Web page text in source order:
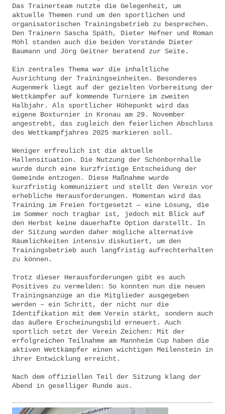
Das Trainerteam nutzte die Gelegenheit, um
aktuelle Themen rund um den sportlichen und
organisatorischen Trainingsbetrieb zu besprechen.
Den Trainern Sascha Späth, Dieter Hefner und Roman
Möhl standen auch die beiden Vorstände Dieter
Baumann und Jörg Geitner beratend zur Seite.
Ein zentrales Thema war die inhaltliche
Ausrichtung der Trainingseinheiten. Besonderes
Augenmerk liegt auf der gezielten Vorbereitung der
Wettkämpfer auf kommende Turniere im zweiten
Halbjahr. Als sportlicher Höhepunkt wird das
eigene Boxturnier in Kronau am 29. November
angestrebt, das zugleich den feierlichen Abschluss
des Wettkampfjahres 2025 markieren soll.
Weniger erfreulich ist die aktuelle
Hallensituation. Die Nutzung der Schönbornhalle
wurde durch eine kurzfristige Entscheidung der
Gemeinde entzogen. Diese Maßnahme wurde
kurzfristig kommuniziert und stellt den Verein vor
erhebliche Herausforderungen. Momentan wird das
Training im Freien fortgesetzt — eine Lösung, die
im Sommer noch tragbar ist, jedoch mit Blick auf
den Herbst keine dauerhafte Option darstellt. In
der Sitzung wurden daher mögliche alternative
Räumlichkeiten intensiv diskutiert, um den
Trainingsbetrieb auch langfristig aufrechterhalten
zu können.
Trotz dieser Herausforderungen gibt es auch
Positives zu vermelden: So konnten nun die neuen
Trainingsanzüge an die Mitglieder ausgegeben
werden – ein Schritt, der nicht nur die
Identifikation mit dem Verein stärkt, sondern auch
das äußere Erscheinungsbild erneuert. Auch
sportlich setzt der Verein Zeichen: Mit der
erfolgreichen Teilnahme am Mannheim Cup haben die
aktiven Wettkämpfer einen wichtigen Meilenstein in
ihrer Entwicklung erreicht.
Nach dem offiziellen Teil der Sitzung klang der
Abend in geselliger Runde aus.